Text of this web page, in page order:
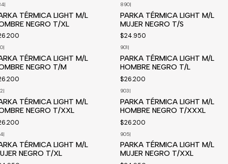
a pedido
|
TÉRMICA LIGHT M/L
NEGRO T/XL
890|
PARKA TÉRMICA LIGHT M/L
MUJER NEGRO T/S
$24.950
a pedido
|
TÉRMICA LIGHT M/L
NEGRO T/M
Disponible a pedido
901|
PARKA TÉRMICA LIGHT M/L
HOMBRE NEGRO T/L
$26.200
a pedido
|
TÉRMICA LIGHT M/L
NEGRO T/XXL
903|
PARKA TÉRMICA LIGHT M/L
HOMBRE NEGRO T/XXXL
$26.200
|
TÉRMICA LIGHT M/L
NEGRO T/XL
905|
PARKA TÉRMICA LIGHT M/L
MUJER NEGRO T/XXL